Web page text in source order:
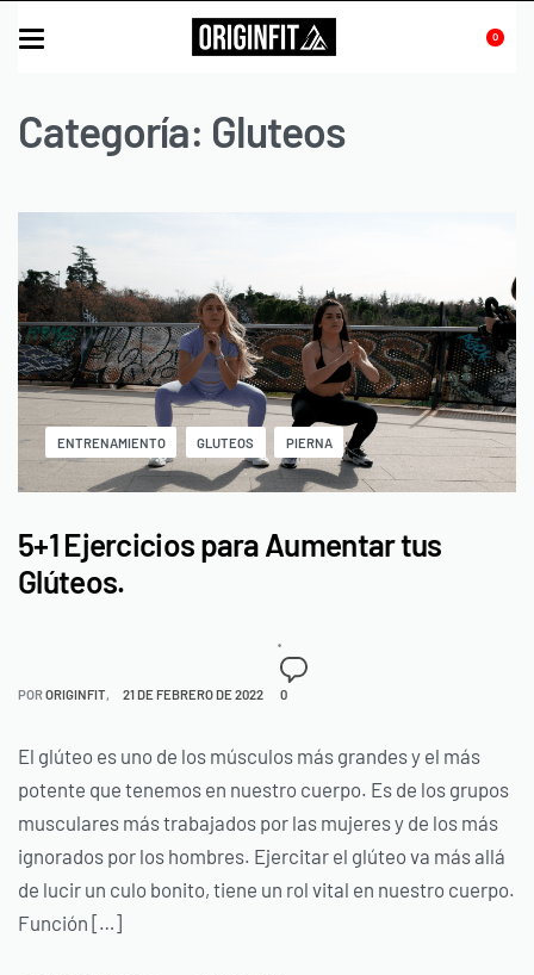
0
Categoría: Gluteos
ENTRENAMIENTO GLUTEOS PIERNA
5+1 Ejercicios para Aumentar tus
Glúteos.
PORORIGINFIT 21 DE FEBRERO DE 2022 0
El glúteo es uno de los músculos más grandes y el más
potente que tenemos en nuestro cuerpo. Es de los grupos
musculares más trabajados por las mujeres y de los más
ignorados por los hombres. Ejercitar el glúteo va más allá
de lucir un culo bonito, tiene un rol vital en nuestro cuerpo.
Función […]